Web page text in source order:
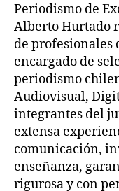
Periodismo de
Alberto Hurtado
de profesionales
encargado de
periodismo
Audiovisual,
integrantes del
extensa
comunicación,
enseñanza,
rigurosa y con